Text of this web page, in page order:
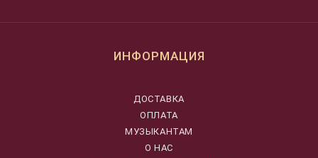
ИНФОРМАЦИЯ
ДОСТАВКА
ОПЛАТА
МУЗЫКАНТАМ
О НАС